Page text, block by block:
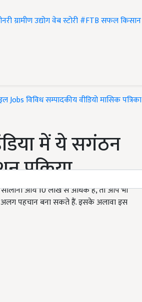
ग्रामीण उद्योगवेब स्टोरी#FTBसफल किसान
Jobsविविधसम्पादकीयवीडियोमासिक पत्रिका
में ये सगंठन
आय 10 लाख से अधिक हैं, तो आप भी
अलग पहचान बना सकते हैं. इसके अलावा इस